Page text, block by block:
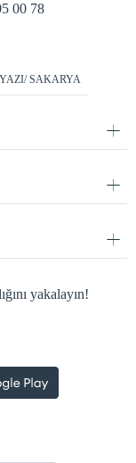
00 78
SAKARYA
yakalayın!